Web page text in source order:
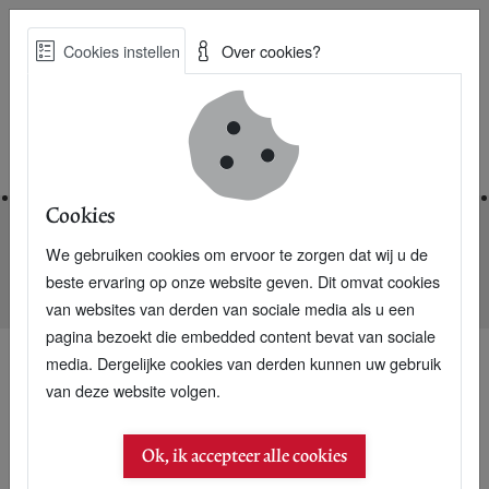
Skip
Best Practices voor een duurzame toekomst
Nieuwsarchief
Hoe maakt MKB eigen MVO-beleid opvallend?
23 september 2014
Hoe maakt MKB eigen
Cookies instellen Over cookies?
Cookies
We gebruiken cookies om ervoor te zorgen dat wij u de
beste ervaring op onze website geven. Dit omvat cookies
van websites van derden van sociale media als u een
pagina bezoekt die embedded content bevat van sociale
media. Dergelijke cookies van derden kunnen uw gebruik
van deze website volgen.
Ok, ik accepteer alle cookies